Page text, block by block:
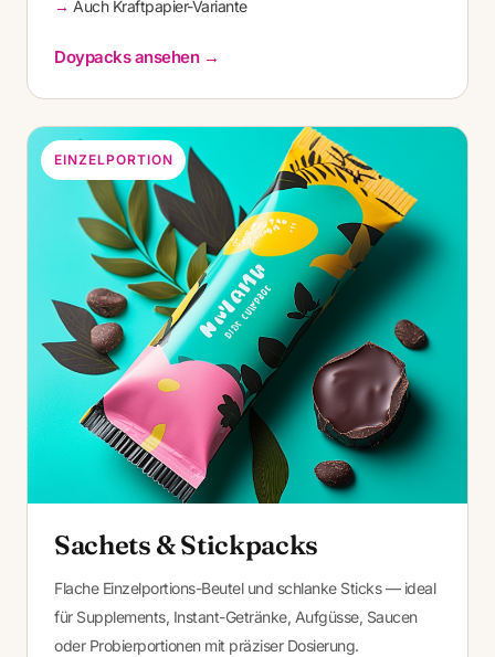
Auch Kraftpapier-Variante
Doypacks ansehen →
EINZELPORTION
Sachets & Stickpacks
Flache Einzelportions-Beutel und schlanke Sticks — ideal
für Supplements, Instant-Getränke, Aufgüsse, Saucen
oder Probierportionen mit präziser Dosierung.